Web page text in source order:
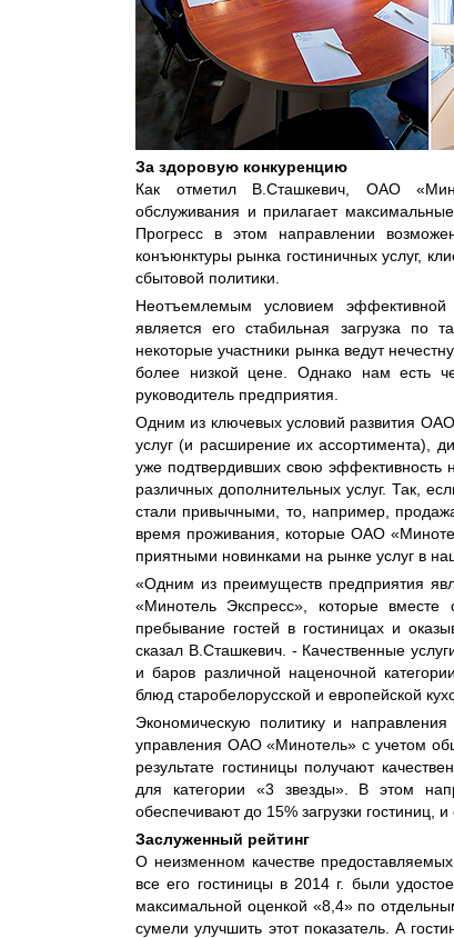
За здоровую конкуренцию
Как отметил В.Сташкевич, ОАО
обслуживания и прилагает
Прогресс в этом направлении
конъюнктуры рынка гостиничных услуг,
сбытовой политики.
Неотъемлемым условием эффективной
является его стабильная загрузка по
некоторые участники рынка ведут
более низкой цене. Однако нам есть
руководитель предприятия.
Одним из ключевых условий развития
услуг (и расширение их ассортимента),
уже подтвердивших свою эффективность
различных дополнительных услуг. Так,
стали привычными, то, например,
время проживания, которые ОАО
приятными новинками на рынке услуг в
«Одним из преимуществ предприятия
«Минотель Экспресс», которые вместе
пребывание гостей в гостиницах и
сказал В.Сташкевич. - Качественные
и баров различной наценочной
блюд старобелорусской и европейской
Экономическую политику и
управления ОАО «Минотель» с учетом
результате гостиницы получают
для категории «3 звезды». В этом
обеспечивают до 15% загрузки
Заслуженный рейтинг
О неизменном качестве
все его гостиницы в 2014 г. были
максимальной оценкой «8,4» по
сумели улучшить этот показатель. А